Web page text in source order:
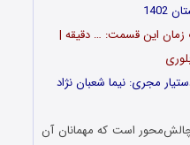
1402
4 (فصل 5) | مدت زمان این قسمت: … دقیقه |
مجری: نیما شعبان نژاد
چالش‌محور است که مهمانان آن